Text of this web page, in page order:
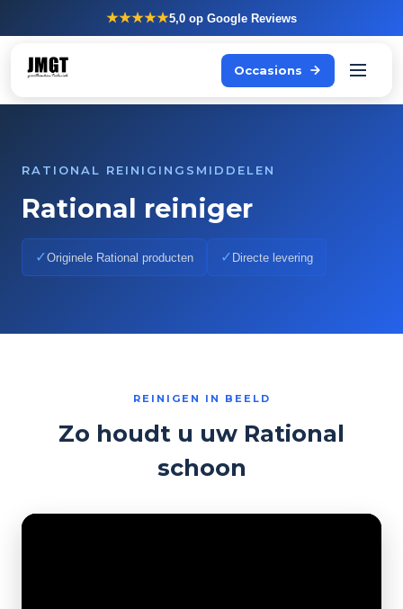
★★★★★5,0 op Google Reviews
Occasions
RATIONAL REINIGINGSMIDDELEN
Rational reiniger
✓Originele Rational producten ✓ Directe levering
REINIGEN IN BEELD
Zo houdt u uw Rational
schoon